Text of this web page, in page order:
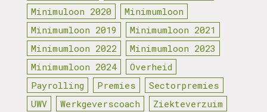
Minimuloon 2020
Minimumloon
Minimumloon 2019
Minimumloon 2021
Minimumloon 2022
Minimumloon 2023
Minimumloon 2024
Overheid
Payrolling
Premies
Sectorpremies
UWV
Werkgeverscoach Ziekteverzuim